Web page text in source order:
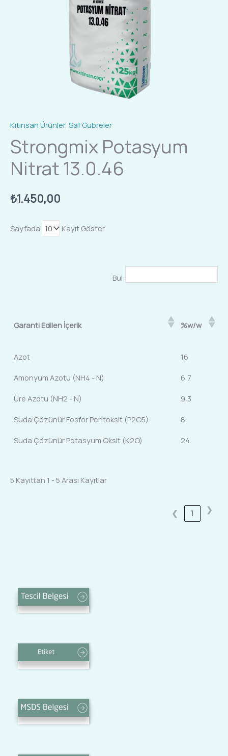
Kitinsan Ürünler, Saf Gübreler
Strongmix Potasyum
Nitrat 13.0.46
₺1.450,00
Sayfada Kayıt Göster
Bul:
Garanti Edilen İçerik %w/w
Azot 16
Amonyum Azotu (NH4 - N) 6,7
Üre Azotu (NH2 - N) 9,3
Suda Çözünür Fosfor Pentoksit (P2O5) 8
Suda Çözünür Potasyum Oksit (K2O) 24
5 Kayıttan 1 - 5 Arası Kayıtlar
❮ 1 ❯